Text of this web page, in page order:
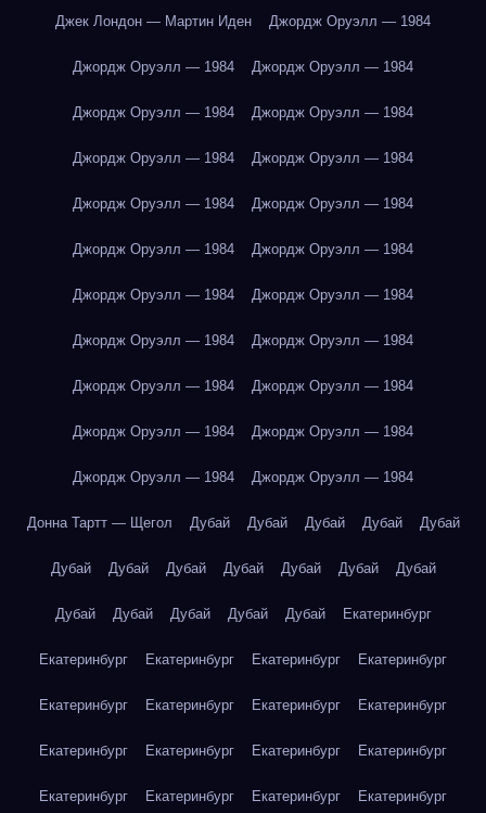
Джек Лондон — Мартин Иден Джордж Оруэлл — 1984
Джордж Оруэлл — 1984 Джордж Оруэлл — 1984
Джордж Оруэлл — 1984 Джордж Оруэлл — 1984
Джордж Оруэлл — 1984 Джордж Оруэлл — 1984
Джордж Оруэлл — 1984 Джордж Оруэлл — 1984
Джордж Оруэлл — 1984 Джордж Оруэлл — 1984
Джордж Оруэлл — 1984 Джордж Оруэлл — 1984
Джордж Оруэлл — 1984 Джордж Оруэлл — 1984
Джордж Оруэлл — 1984 Джордж Оруэлл — 1984
Джордж Оруэлл — 1984 Джордж Оруэлл — 1984
Джордж Оруэлл — 1984 Джордж Оруэлл — 1984
Донна Тартт — Щегол Дубай Дубай Дубай Дубай Дубай
Дубай Дубай Дубай Дубай Дубай Дубай Дубай
Дубай Дубай Дубай Дубай Дубай Екатеринбург
Екатеринбург Екатеринбург Екатеринбург Екатеринбург
Екатеринбург Екатеринбург Екатеринбург Екатеринбург
Екатеринбург Екатеринбург Екатеринбург Екатеринбург
Екатеринбург Екатеринбург Екатеринбург Екатеринбург